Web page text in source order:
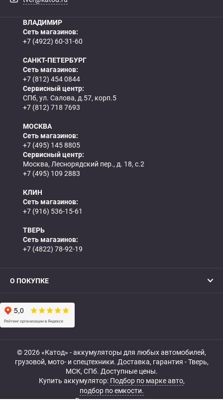
ВЛАДИМИР
Сеть магазинов:
+7 (4922) 60-31-60
САНКТ-ПЕТЕРБУРГ
Сеть магазинов:
+7 (812) 454 0844
Сервисный центр:
СПб, ул. Салова, д.57, корп.5
+7 (812) 718 7693
МОСКВА
Сеть магазинов:
+7 (495) 145 8805
Сервисный центр:
Москва, Леснорядский пер., д. 18, с.2
+7 (495) 109 2883
КЛИН
Сеть магазинов:
+7 (916) 536-15-61
ТВЕРЬ
Сеть магазинов:
+7 (4822) 78-92-19
О ПОКУПКЕ
© 2026 «Катод» - аккумуляторы для любых автомобилей,
грузовой, мото- и спецтехники. Доставка, гарантия - Тверь,
МСК, СПб. Доступные цены.
Купить аккумулятор: Подбор по марке авто,
подбор по емкости.
Все права защищены.